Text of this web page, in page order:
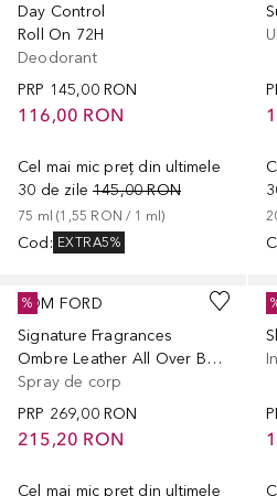
Day Control
Roll On 72H
Deodorant
PRP 145,00 RON
116,00 RON
Cel mai mic preț din ultimele
30 de zile 145,00 RON
75 ml (1,55 RON / 1 ml)
Cod : EXTRA5%
TOM FORD
Signature Fragrances
Ombre Leather All Over Body Spray
Spray de corp
PRP 269,00 RON
215,20 RON
Cel mai mic preț din ultimele
%